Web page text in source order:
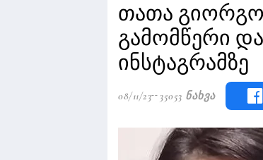
თათა
გამომწერი
ინსტაგრამზე
08/11/23 35053 Ნახვა